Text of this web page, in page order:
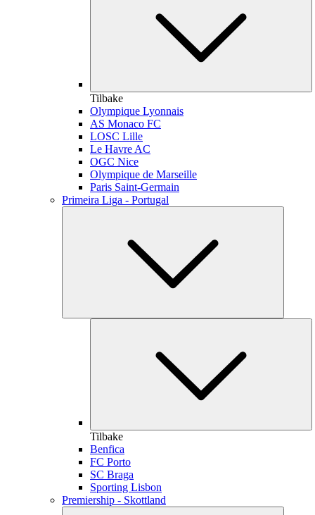
Tilbake
Olympique Lyonnais
AS Monaco FC
LOSC Lille
Le Havre AC
OGC Nice
Olympique de Marseille
Paris Saint-Germain
Primeira Liga - Portugal
Tilbake
Benfica
FC Porto
SC Braga
Sporting Lisbon
Premiership - Skottland